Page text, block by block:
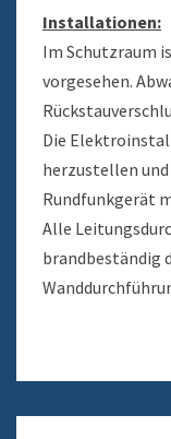
Installationen:
Im Schutzraum
vorgesehen.
Die
herzustellen
Rundfunkgerät
Alle
brandbeständig